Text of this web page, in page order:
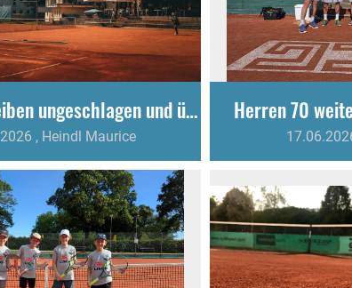
Herren 40 bleiben ungeschlagen und übernehmen die Tabellenführung
, Heindl Maurice
Herren 70